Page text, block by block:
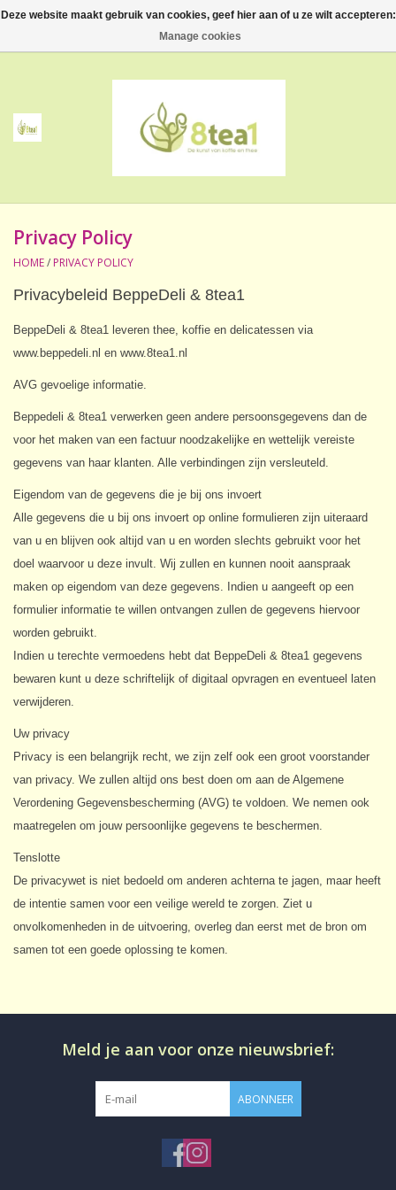
0 Artikelen - €--,--
Thee
Accessoires
NIEUW! Verpakte thee
BeppeDeli en 8tea1
Contact
Sale!
Privacy Policy
HOME/ PRIVACY POLICY
Privacybeleid BeppeDeli & 8tea1
BeppeDeli & 8tea1 leveren thee, koffie en delicatessen via
www.beppedeli.nl en www.8tea1.nl
AVG gevoelige informatie.
Beppedeli & 8tea1 verwerken geen andere persoonsgegevens dan de
voor het maken van een factuur noodzakelijke en wettelijk vereiste
gegevens van haar klanten. Alle verbindingen zijn versleuteld.
Eigendom van de gegevens die je bij ons invoert
Alle gegevens die u bij ons invoert op online formulieren zijn uiteraard
van u en blijven ook altijd van u en worden slechts gebruikt voor het
doel waarvoor u deze invult. Wij zullen en kunnen nooit aanspraak
maken op eigendom van deze gegevens. Indien u aangeeft op een
formulier informatie te willen ontvangen zullen de gegevens hiervoor
worden gebruikt.
Indien u terechte vermoedens hebt dat BeppeDeli & 8tea1 gegevens
bewaren kunt u deze schriftelijk of digitaal opvragen en eventueel laten
verwijderen.
Uw privacy
Privacy is een belangrijk recht, we zijn zelf ook een groot voorstander
van privacy. We zullen altijd ons best doen om aan de Algemene
Verordening Gegevensbescherming (AVG) te voldoen. We nemen ook
maatregelen om jouw persoonlijke gegevens te beschermen.
Tenslotte
De privacywet is niet bedoeld om anderen achterna te jagen, maar heeft
de intentie samen voor een veilige wereld te zorgen. Ziet u
onvolkomenheden in de uitvoering, overleg dan eerst met de bron om
samen tot een goede oplossing te komen.
Meld je aan voor onze nieuwsbrief:
ABONNEER
Deze website maakt gebruik van cookies, geef hier aan of u ze wilt accepteren:
Manage cookies